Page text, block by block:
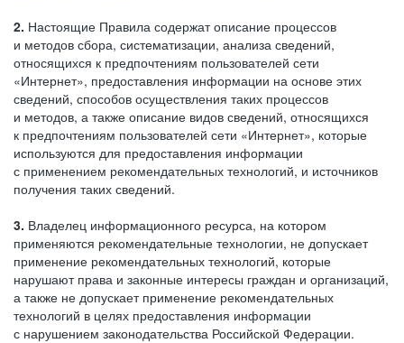
2. Настоящие Правила содержат описание процессов
и методов сбора, систематизации, анализа сведений,
относящихся к предпочтениям пользователей сети
«Интернет», предоставления информации на основе этих
сведений, способов осуществления таких процессов
и методов, а также описание видов сведений, относящихся
к предпочтениям пользователей сети «Интернет», которые
используются для предоставления информации
с применением рекомендательных технологий, и источников
получения таких сведений.
3. Владелец информационного ресурса, на котором
применяются рекомендательные технологии, не допускает
применение рекомендательных технологий, которые
нарушают права и законные интересы граждан и организаций,
а также не допускает применение рекомендательных
технологий в целях предоставления информации
с нарушением законодательства Российской Федерации.